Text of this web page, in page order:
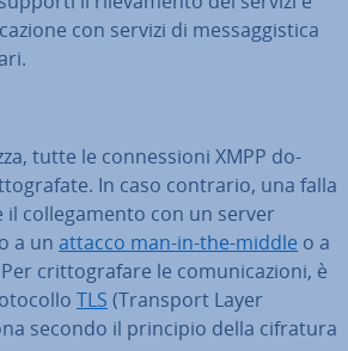
con servizi di mes­sag­gi­sti­ca
tutte le con­nes­sio­ni XMPP do­
In caso contrario, una falla
il col­le­ga­men­to con un server
a un attacco man-in-the-middle o a
crit­to­gra­fa­re le co­mu­ni­ca­zio­ni, è
TLS (Transport Layer
secondo il principio della cifratura